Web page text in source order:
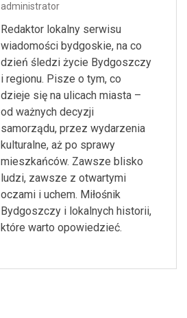
administrator
Redaktor lokalny serwisu
wiadomości bydgoskie, na co
dzień śledzi życie Bydgoszczy
i regionu. Pisze o tym, co
dzieje się na ulicach miasta –
od ważnych decyzji
samorządu, przez wydarzenia
kulturalne, aż po sprawy
mieszkańców. Zawsze blisko
ludzi, zawsze z otwartymi
oczami i uchem. Miłośnik
Bydgoszczy i lokalnych historii,
które warto opowiedzieć.